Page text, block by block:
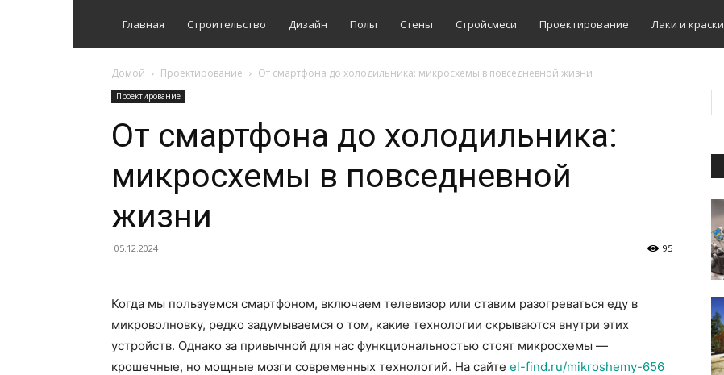
Главная Строительство Дизайн Полы Стены Стройсмеси Проектирование Лаки и краски
Домой Проектирование От смартфона до холодильника: микросхемы в повседневной жизни
Проектирование
От смартфона до холодильника:
микросхемы в повседневной
жизни
05.12.2024 95
Когда мы пользуемся смартфоном, включаем телевизор или ставим разогреваться еду в
микроволновку, редко задумываемся о том, какие технологии скрываются внутри этих
устройств. Однако за привычной для нас функциональностью стоят микросхемы —
крошечные, но мощные мозги современных технологий. На сайте el-find.ru/mikroshemy-656